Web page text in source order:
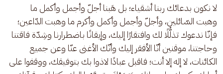
لا نكون بدعائك ربنا أشقياء؛ بل هَبنا أجلّ وأجمل وأكمل ما
وهبت السّائلين، وأجلّ وأجمل وأكمل وأكرم ما وهبت الدّاعين؛
فإنّا ندعوك تذلُّلًا لك وافتقارًا إليك، وإيقانًا باضطرارنا وشِدّة فاقتنا
وحاجتنا، موقنين أنّا الأفقر إليك وأنّك الأغنى عنّا وعن جميع
الكائنات، لا إله إلا أنت؛ فاقبل عبادًا لاذوا بك بتوفيقك، ووقفوا على